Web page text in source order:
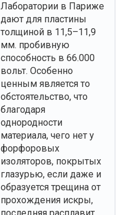
Лаборатории в Париже
дают для пластины
толщиной в 11,5–11,9
мм. пробивную
способность в 66.000
вольт. Особенно
ценным является то
обстоятельство, что
благодаря
однородности
материала, чего нет у
форфоровых
изоляторов, покрытых
глазурью, если даже и
образуется трещина от
прохождения искры,